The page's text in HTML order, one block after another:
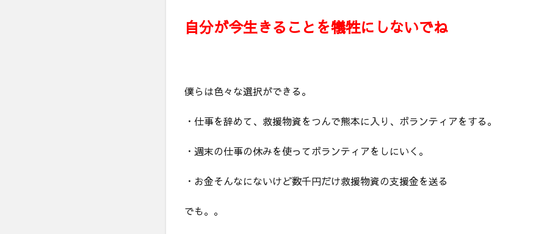
自分が今生きることを犠牲にしないでね
僕らは色々な選択ができる。
・仕事を辞めて、救援物資をつんで熊本に入り、ボランティアをする。
・週末の仕事の休みを使ってボランティアをしにいく。
・お金そんなにないけど数千円だけ救援物資の支援金を送る
でも。。